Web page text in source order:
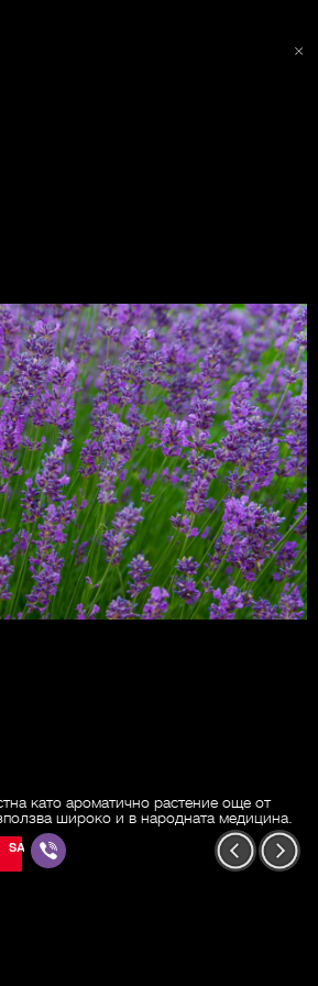
като ароматично растение още от
широко и в народната медицина.
SAVE